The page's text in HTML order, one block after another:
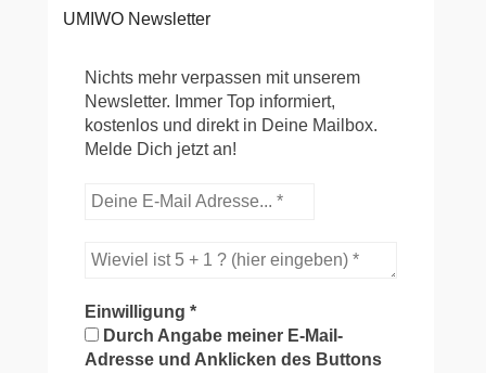
UMIWO Newsletter
Nichts mehr verpassen mit unserem
Newsletter. Immer Top informiert,
kostenlos und direkt in Deine Mailbox.
Melde Dich jetzt an!
Einwilligung*
Durch Angabe meiner E-Mail-
Adresse und Anklicken des Buttons